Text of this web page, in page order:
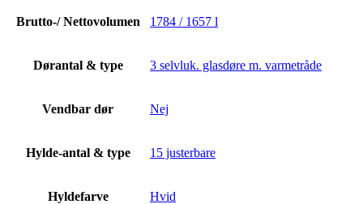
Brutto-/ Nettovolumen 1784 / 1657 l
Dørantal & type 3 selvluk. glasdøre m. varmetråde
Vendbar dør Nej
Hylde-antal & type 15 justerbare
Hyldefarve Hvid